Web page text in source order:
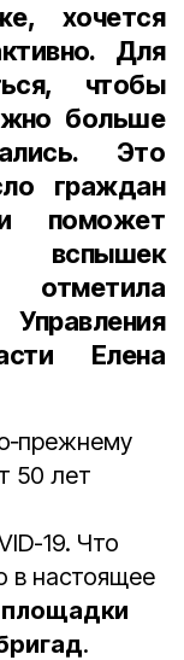
хочется
Для
чтобы
больше
Это
граждан
поможет
Елена
50 лет
19. Что
в настоящее
площадки
.